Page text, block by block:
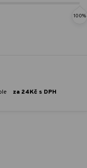
100%
za 24Kč s DPH